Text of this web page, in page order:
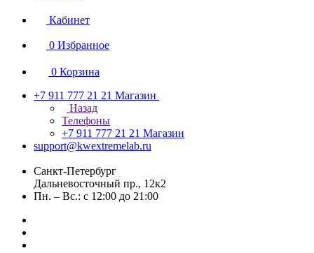
Кабинет
0 Избранное
0 Корзина
+7 911 777 21 21 Магазин
Назад
Телефоны
+7 911 777 21 21 Магазин
support@kwextremelab.ru
Санкт-Петербург
Дальневосточный пр., 12к2
Пн. – Вс.: с 12:00 до 21:00